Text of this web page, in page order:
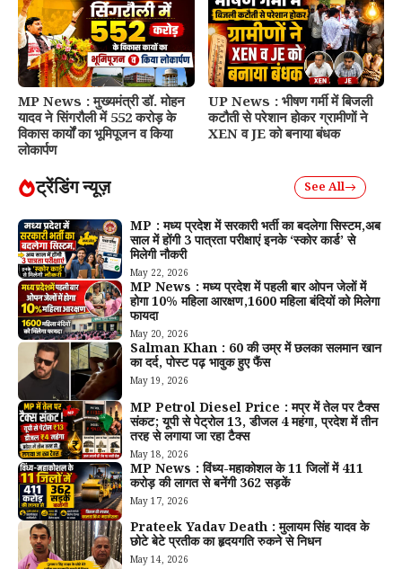
MP News : मुख्यमंत्री डॉ. मोहन
यादव ने सिंगरौली में 552 करोड़ के
विकास कार्यों का भूमिपूजन व किया
लोकार्पण
UP News : भीषण गर्मी में बिजली
कटौती से परेशान होकर ग्रामीणों ने
XEN व JE को बनाया बंधक
ट्रेंडिंग न्यूज़ See All
MP : मध्य प्रदेश में सरकारी भर्ती का बदलेगा सिस्टम,अब
साल में होंगी 3 पात्रता परीक्षाएं इनके ‘स्कोर कार्ड’ से
मिलेगी नौकरी
May 22, 2026
MP News : मध्य प्रदेश में पहली बार ओपन जेलों में
होगा 10% महिला आरक्षण,1600 महिला बंदियों को मिलेगा
फायदा
May 20, 2026
Salman Khan : 60 की उम्र में छलका सलमान खान
का दर्द, पोस्ट पढ़ भावुक हुए फैंस
May 19, 2026
MP Petrol Diesel Price : मप्र में तेल पर टैक्स
संकट; यूपी से पेट्रोल ₹13, डीजल ₹4 महंगा, प्रदेश में तीन
तरह से लगाया जा रहा टैक्स
May 18, 2026
MP News : विंध्य-महाकोशल के 11 जिलों में 411
करोड़ की लागत से बनेंगी 362 सड़कें
May 17, 2026
Prateek Yadav Death : मुलायम सिंह यादव के
छोटे बेटे प्रतीक का हृदयगति रुकने से निधन
May 14, 2026